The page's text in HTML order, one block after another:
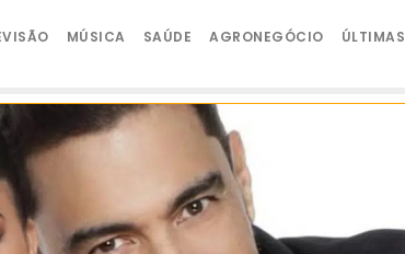
MÚSICA SAÚDE AGRONEGÓCIO ÚLTIMAS